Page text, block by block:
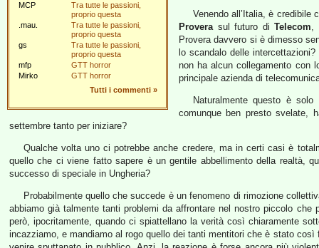
MCP
Tra tutte le passioni,
proprio questa
.mau.
Tra tutte le passioni,
proprio questa
gs
Tra tutte le passioni,
proprio questa
mfp
GTT horror
Mirko
GTT horror
Tutti i commenti »
Venendo all’Italia, è credibile
Proverasul futuro diTelecom,
Provera davvero si è dimesso
lo scandalo delle
non ha alcun collegamento con
principale azienda di
Naturalmente questo è
comunque ben presto svelate,
settembre tanto per iniziare?
Qualche volta uno ci potrebbe anche credere, ma in certi casi è
quello che ci viene fatto sapere è un gentile abbellimento della realtà,
successo di speciale in Ungheria?
Probabilmente quello che succede è un fenomeno di rimozione
abbiamo già talmente tanti problemi da affrontare nel nostro piccolo
però, ipocritamente, quando ci spiattellano la verità così chiaramente
incazziamo, e mandiamo al rogo quello dei tanti mentitori che è stato